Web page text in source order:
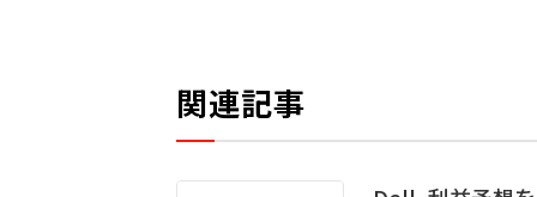
関連記事